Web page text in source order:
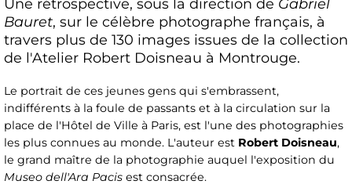
Une rétrospective, sous la direction de Gabriel
Bauret, sur le célèbre photographe français, à
travers plus de 130 images issues de la collection
de l'Atelier Robert Doisneau à Montrouge.
Le portrait de ces jeunes gens qui s'embrassent,
indifférents à la foule de passants et à la circulation sur la
place de l'Hôtel de Ville à Paris, est l'une des photographies
les plus connues au monde. L'auteur est Robert Doisneau,
le grand maître de la photographie auquel l'exposition du
Museo dell'Ara Pacis est consacrée.